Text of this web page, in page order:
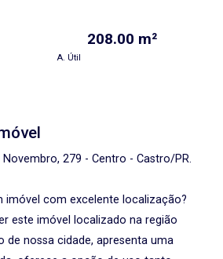
208.00 m²
A. Útil
Novembro, 279 - Centro - Castro/PR.
imóvel com excelente localização?
este imóvel localizado na região
de nossa cidade, apresenta uma